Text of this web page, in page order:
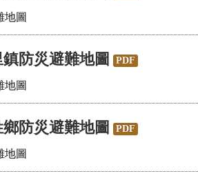
地圖
防災避難地圖 PDF
地圖
防災避難地圖 PDF
地圖